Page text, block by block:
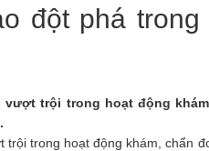
đột phá
trội trong hoạt động
trong hoạt động khám, chẩn